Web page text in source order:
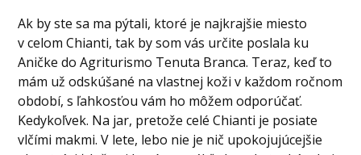
Ak by ste sa ma pýtali, ktoré je najkrajšie miesto
v celom Chianti, tak by som vás určite poslala ku
Aničke do Agriturismo Tenuta Branca. Teraz, keď to
mám už odskúšané na vlastnej koži v každom ročnom
období, s ľahkosťou vám ho môžem odporúčať.
Kedykoľvek. Na jar, pretože celé Chianti je posiate
vlčími makmi. V lete, lebo nie je nič upokojujúcejšie